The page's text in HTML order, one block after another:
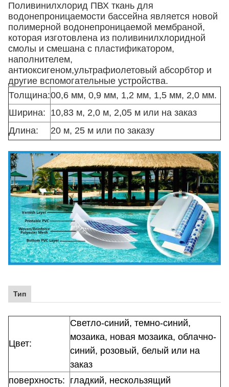
Поливинилхлорид ПВХ ткань для
водонепроницаемости бассейна является новой
полимерной водонепроницаемой мембраной,
которая изготовлена из поливинилхлоридной
смолы и смешана с пластификатором,
наполнителем,
антиоксигеном,ультрафиолетовый абсорбтор и
другие вспомогательные устройства.
Толщина:00,6 мм, 0,9 мм, 1,2 мм, 1,5 мм, 2,0 мм.
Ширина: 10,83 м, 2,0 м, 2,05 м или на заказ
Длина:
20 м, 25 м или по заказу
Тип
Цвет:
Светло-синий, темно-синий,
мозаика, новая мозаика, облачно-
синий, розовый, белый или на
заказ
поверхность: гладкий, нескользящий